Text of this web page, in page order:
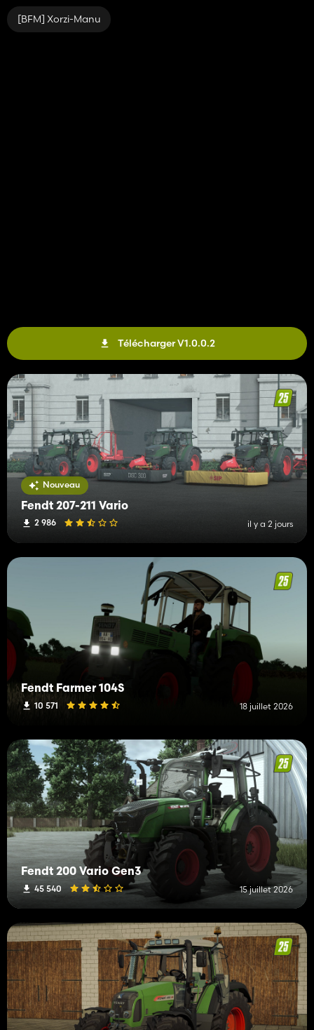
[BFM] Xorzi-Manu
Télécharger V1.0.0.2
Nouveau
Fendt 207-211 Vario
2 986 il y a 2 jours
Fendt Farmer 104S
10 571 18 juillet 2026
Fendt 200 Vario Gen3
45 540 15 juillet 2026